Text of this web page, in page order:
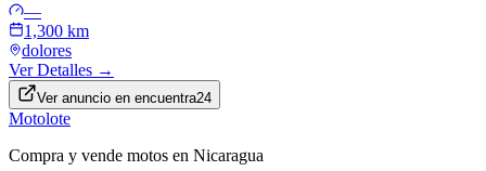
—
1,300 km
dolores
Ver Detalles →
Ver anuncio en encuentra24
Motolote
Compra y vende motos en Nicaragua